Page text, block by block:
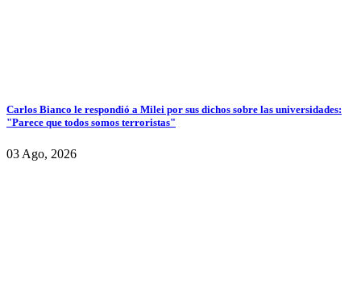
Carlos Bianco le respondió a Milei por sus dichos sobre las universidades:
"Parece que todos somos terroristas"
03 Ago, 2026